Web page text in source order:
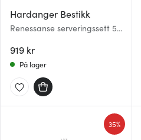
Hardanger Bestikk
Renessanse serveringssett 5
919 kr
På lager
35%